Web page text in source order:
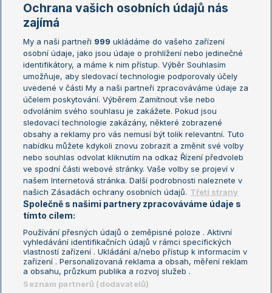
Žebříčky
Žebříček ATP (muži)
Žebříček WTA (ženy)
Sázkařský žebříček
Australian Open
French Open
Wimbledon
US Open
Turnaj mistrů
Turnaj mistryň
Aktualní trendy
Fotbalové přestupy
Livesport Daily
LS Prague Open
Podmínky užití
Nastavení soukromí
GDPR a žurnalistika
Reklama
Kontakt
Informace o zpracování osobních
údajů
Ochrana vašich osobních údajů nás
zajímá
My a naši partneři 999 ukládáme do vašeho zařízení
osobní údaje, jako jsou údaje o prohlížení nebo jedinečné
identifikátory, a máme k nim přístup. Výběr Souhlasím
umožňuje, aby sledovací technologie podporovaly účely
uvedené v části My a naši partneři zpracováváme údaje za
účelem poskytování. Výběrem Zamítnout vše nebo
odvoláním svého souhlasu je zakážete. Pokud jsou
sledovací technologie zakázány, některé zobrazené
obsahy a reklamy pro vás nemusí být tolik relevantní. Tuto
nabídku můžete kdykoli znovu zobrazit a změnit své volby
nebo souhlas odvolat kliknutím na odkaz Řízení předvoleb
ve spodní části webové stránky. Vaše volby se projeví v
našem Internetová stránka. Další podrobnosti naleznete v
našich Zásadách ochrany osobních údajů. Třetí strany
Společně s našimi partnery zpracováváme údaje s
tímto cílem:
Používání přesných údajů o zeměpisné poloze . Aktivní
vyhledávání identifikačních údajů v rámci specifických
vlastností zařízení . Ukládání a/nebo přístup k informacím v
zařízení . Personalizovaná reklama a obsah, měření reklam
a obsahu, průzkum publika a rozvoj služeb .
Seznam partnerů (dodavatelů)